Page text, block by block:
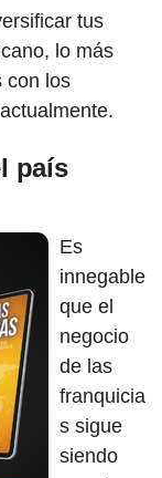
tus
lo más
con los
país
Es
innegable
que el
negocio
de las
franquicia
s sigue
siendo